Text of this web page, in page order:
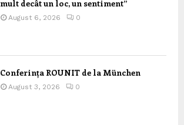
mult decât un loc, un sentiment”
August 6, 2026 0
Conferința ROUNIT de la München
August 3, 2026 0